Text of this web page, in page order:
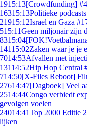
1915:13[Crowdfunding]
16315:13Politieke podcasts
21915:12Israel en Gaza
515:11Geen miljonair zijn
8315:04
14115:02Zaken waar je je
7014:53Afvallen met
13114:52Hip Hop Central
714:50[X-Files Reboot]
27614:47[Dagboek] Veel
2514:44Congo verbiedt
gevolgen voelen
24014:41Top 2000 Editie
lijken